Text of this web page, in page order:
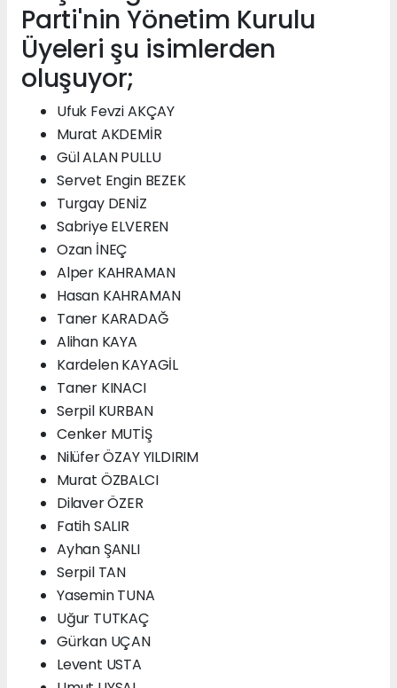
Parti'nin Yönetim Kurulu
Üyeleri şu isimlerden
oluşuyor;
Ufuk Fevzi AKÇAY
Murat AKDEMİR
Gül ALAN PULLU
Servet Engin BEZEK
Turgay DENİZ
Sabriye ELVEREN
Ozan İNEÇ
Alper KAHRAMAN
Hasan KAHRAMAN
Taner KARADAĞ
Alihan KAYA
Kardelen KAYAGİL
Taner KINACI
Serpil KURBAN
Cenker MUTİŞ
Nilüfer ÖZAY YILDIRIM
Murat ÖZBALCI
Dilaver ÖZER
Fatih SALIR
Ayhan ŞANLI
Serpil TAN
Yasemin TUNA
Uğur TUTKAÇ
Gürkan UÇAN
Levent USTA